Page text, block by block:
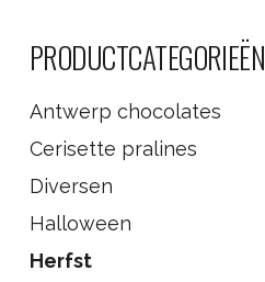
PRODUCTCATEGORIEËN
Antwerp chocolates
Cerisette pralines
Diversen
Halloween
Herfst